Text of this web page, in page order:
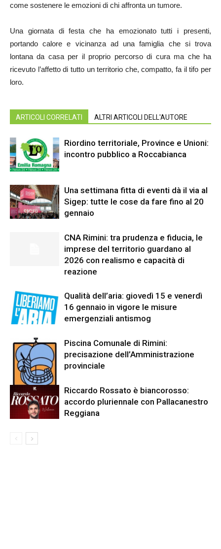
come sostenere le emozioni di chi affronta un tumore.
Una giornata di festa che ha emozionato tutti i presenti,
portando calore e vicinanza ad una famiglia che si trova
lontana da casa per il proprio percorso di cura ma che ha
ricevuto l’affetto di tutto un territorio che, compatto, fa il tifo per
loro.
ARTICOLI CORRELATI ALTRI ARTICOLI DELL'AUTORE
Riordino territoriale, Province e Unioni:
incontro pubblico a Roccabianca
Una settimana fitta di eventi dà il via al
Sigep: tutte le cose da fare fino al 20
gennaio
CNA Rimini: tra prudenza e fiducia, le
imprese del territorio guardano al
2026 con realismo e capacità di
reazione
Qualità dell’aria: giovedì 15 e venerdì
16 gennaio in vigore le misure
emergenziali antismog
Piscina Comunale di Rimini:
precisazione dell’Amministrazione
provinciale
Riccardo Rossato è biancorosso:
accordo pluriennale con Pallacanestro
Reggiana